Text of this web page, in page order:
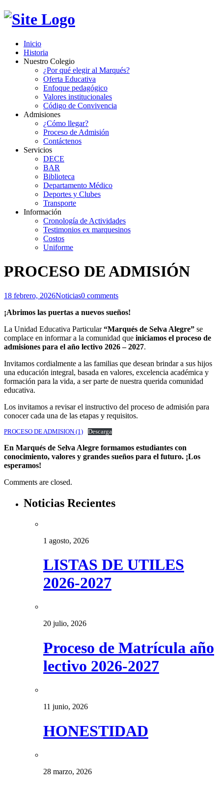
Inicio
Historia
Nuestro Colegio
¿Por qué elegir al Marqués?
Oferta Educativa
Enfoque pedagógico
Valores institucionales
Código de Convivencia
Admisiones
¿Cómo llegar?
Proceso de Admisión
Contáctenos
Servicios
DECE
BAR
Biblioteca
Departamento Médico
Deportes y Clubes
Transporte
Información
Cronología de Actividades
Testimonios ex marquesinos
Costos
Uniforme
PROCESO DE ADMISIÓN
18 febrero, 2026Noticias0 comments
¡Abrimos las puertas a nuevos sueños!
La Unidad Educativa Particular“Marqués de Selva Alegre” se
complace en informar a la comunidad que iniciamos el proceso de
admisiones para el año lectivo 2026 – 2027.
Invitamos cordialmente a las familias que desean brindar a sus hijos
una educación integral, basada en valores, excelencia académica y
formación para la vida, a ser parte de nuestra querida comunidad
educativa.
Los invitamos a revisar el instructivo del proceso de admisión para
conocer cada una de las etapas y requisitos.
PROCESO DE ADMISION (1) Descarga
En Marqués de Selva Alegre formamos estudiantes con
conocimiento, valores y grandes sueños para el futuro. ¡Los
esperamos!
Comments are closed.
Noticias Recientes
1 agosto, 2026
LISTAS DE UTILES
2026-2027
20 julio, 2026
Proceso de Matrícula año
lectivo 2026-2027
11 junio, 2026
HONESTIDAD
28 marzo, 2026